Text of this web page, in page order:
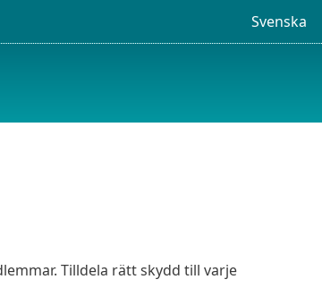
Svenska
Tilldela rätt skydd till varje